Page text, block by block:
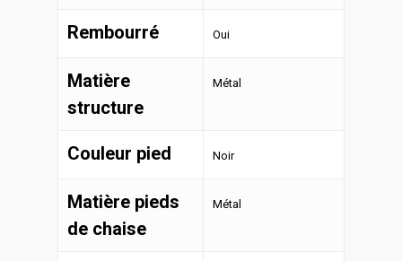
Rembourré Oui
Matière
structure
Métal
Couleur pied Noir
Matière pieds
de chaise
Métal